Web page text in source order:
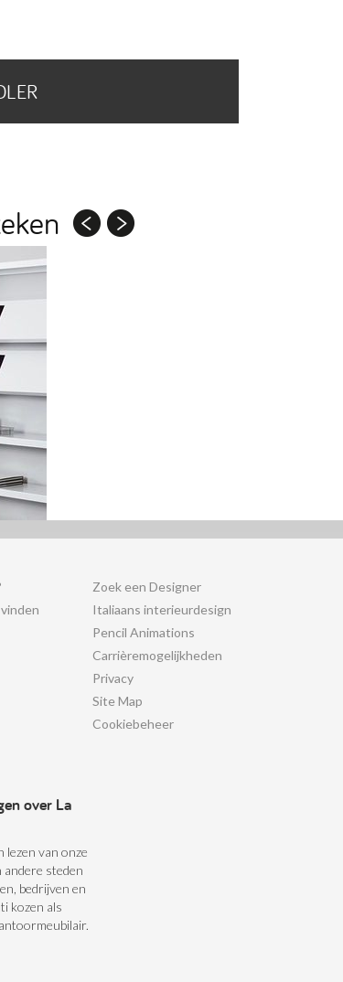
over La
lezen van onze
andere steden
bedrijven en
kozen als
Zoek een Designer
Italiaans interieurdesign
Pencil Animations
Carrièremogelijkheden
Privacy
Site Map
Cookiebeheer